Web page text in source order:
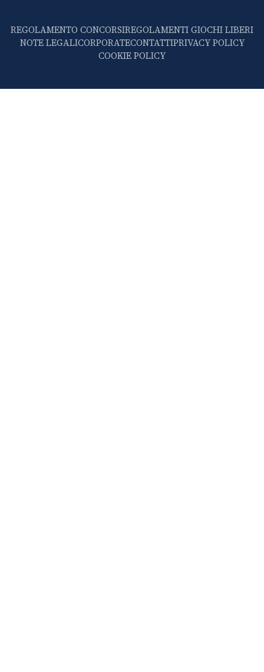
REGOLAMENTO CONCORSIREGOLAMENTI GIOCHI LIBERI
NOTE LEGALICORPORATECONTATTIPRIVACY POLICY
COOKIE POLICY